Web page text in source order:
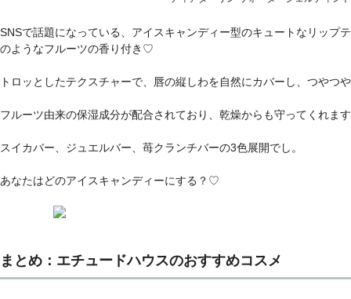
SNSで話題になっている、アイスキャンディー型のキュートなリップ
のようなフルーツの香り付き♡
トロッとしたテクスチャーで、唇の縦しわを自然にカバーし、つやつ
フルーツ由来の保湿成分が配合されており、乾燥からも守ってくれま
スイカバー、ジュエルバー、苺クランチバーの3色展開でし。
あなたはどのアイスキャンディーにする？♡
まとめ：エチュードハウスのおすすめコスメ